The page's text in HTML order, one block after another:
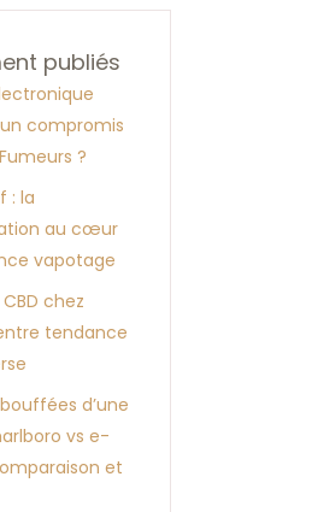
publiés
compromis
?
: la
au cœur
vapotage
chez
tendance
d’une
vs e-
et